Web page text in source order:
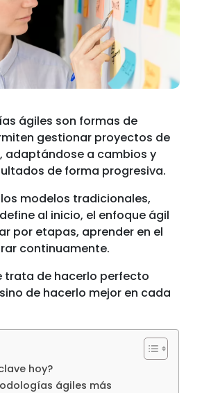
ágiles son formas de
gestionar proyectos de
adaptándose a cambios y
de forma progresiva.
modelos tradicionales,
al inicio, el enfoque ágil
por etapas, aprender en el
continuamente.
trata de hacerlo perfecto
de hacerlo mejor en cada
hoy?
ágiles más